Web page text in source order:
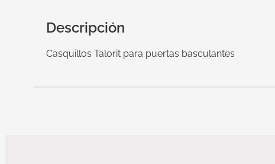
Descripción
Casquillos Talorit para puertas basculantes